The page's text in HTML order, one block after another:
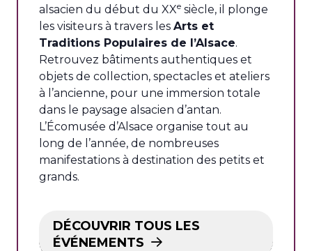
alsacien du début du XXe siècle, il plonge
les visiteurs à travers les Arts et
Traditions Populaires de l’Alsace.
Retrouvez bâtiments authentiques et
objets de collection, spectacles et ateliers
à l’ancienne, pour une immersion totale
dans le paysage alsacien d’antan.
L’Écomusée d’Alsace organise tout au
long de l’année, de nombreuses
manifestations à destination des petits et
grands.
DÉCOUVRIR TOUS LES
ÉVÉNEMENTS